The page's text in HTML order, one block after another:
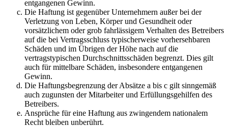
entgangenen Gewinn.
Die Haftung ist gegenüber Unternehmern außer bei der
Verletzung von Leben, Körper und Gesundheit oder
vorsätzlichem oder grob fahrlässigem Verhalten des Betreibers
auf die bei Vertragsschluss typischerweise vorhersehbaren
Schäden und im Übrigen der Höhe nach auf die
vertragstypischen Durchschnittsschäden begrenzt. Dies gilt
auch für mittelbare Schäden, insbesondere entgangenen
Gewinn.
Die Haftungsbegrenzung der Absätze a bis c gilt sinngemäß
auch zugunsten der Mitarbeiter und Erfüllungsgehilfen des
Betreibers.
Ansprüche für eine Haftung aus zwingendem nationalem
Recht bleiben unberührt.